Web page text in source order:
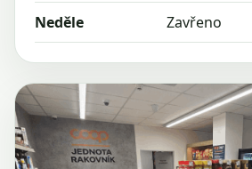
Neděle Zavřeno